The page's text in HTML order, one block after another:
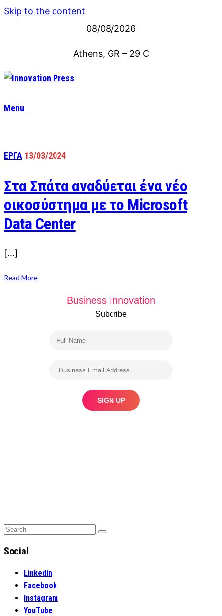
Skip to the content
08/08/2026
Athens, GR – 29 C
Menu
ΕΡΓΑ 13/03/2024
Στα Σπάτα αναδύεται ένα νέο
οικοσύστημα με το Microsoft
Data Center
[…]
Read More
Business Innovation
Subcribe
Search
Search
Social
Linkedin
Facebook
Instagram
YouTube